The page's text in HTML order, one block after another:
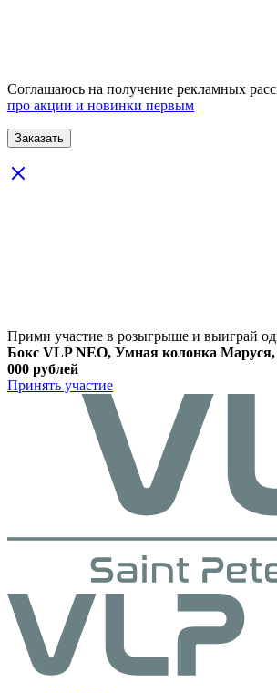
Соглашаюсь на получение рекламных
про акции и новинки первым
Прими участие в розыгрыше и выиграй
Бокс VLP NEO, Умная колонка
000 рублей
Принять участие